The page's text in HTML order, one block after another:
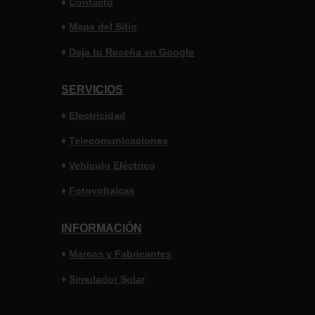
♦ Mapa del Sitio
♦ Deja tu Reseña en Google
SERVICIOS
♦ Electricidad
♦ Telecomunicaciones
♦ Vehículo Eléctrico
♦ Fotovoltaicas
INFORMACIÓN
♦ Marcas y Fabricantes
♦ Simulador Solar